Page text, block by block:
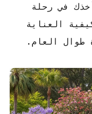
في رحلة
العناية
طوال العام.